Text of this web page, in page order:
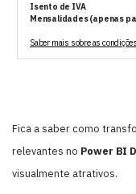
Fica a saber como
relevantes no Power BI
visualmente atrativos.
Isento de IVA
Mensalidades (apenas
Saber mais sobre as condições